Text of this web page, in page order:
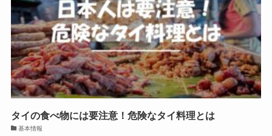
タイの食べ物には要注意！危険なタイ料理とは
基本情報